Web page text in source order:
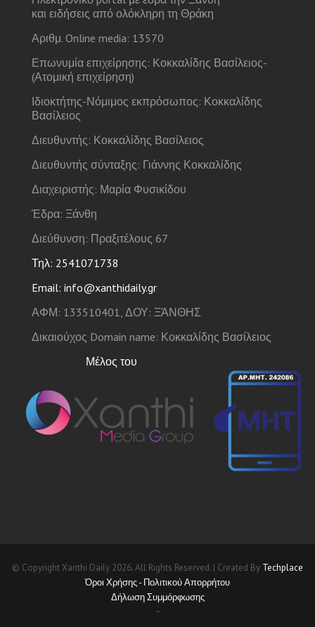
και ειδήσεις από ολόκληρη τη Θράκη
Αριθμ. Online media: 13570
Επωνυμία επιχείρησης: Κοκκαλίδης Βασίλειος-
(Ατομική επιχείρηση)
Ιδιοκτήτης-Νόμιμος εκπρόσωπος: Κοκκαλίδης
Βασίλειος
Διευθυντής: Κοκκαλίδης Βασίλειος
Διευθυντής σύνταξης: Γιάννης Κοκκαλίδης
Διαχειριστής: Μαρία Φυσικίδου
Έδρα: Ξάνθη
Διεύθυνση: Πραξιτέλους 67
Τηλ: 2541071738
Email: info@xanthidaily.gr
ΑΦΜ: 133510401, ΔΟΥ: ΞΆΝΘΗΣ
Δικαιούχος Domain name: Κοκκαλίδης Βασίλειος
Μέλος του
© Copyright Xanthi Daily 2026. All Rights Reserved. | Created By Techplace
Όροι Χρήσης - Πολιτικού Απορρήτου
Δήλωση Συμμόρφωσης
~